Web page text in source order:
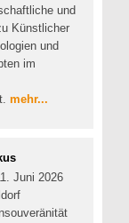
und
Künstlicher
und
im
mehr...
Juni 2026